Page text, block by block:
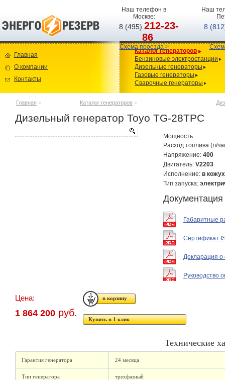
Наш телефон в
Москве:
8 (495)212-23-
86
Схема проезда >
Наш
8
Главная
О компании
Контакты
Каталог генераторов
Бензиновые электростанции
Дизельные генераторы
Газовые генераторы
Сварочные генераторы
Главная > Каталог генераторов >
Дизельный генератор Toyo TG-28TPC
Мощность:
Расход топлива (л/
Напряжение: 400
Двигатель: V2203
Исполнение: в
Тип запуска:
Документация
Габаритные
Сертификат
Декларация о
Руководство
Цена:
1 864 200 руб.
Купить в 1 клик
Технические
Гарантия генератора 24 месяца
Тип генератора трехфазный